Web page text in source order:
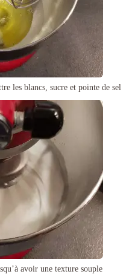
les blancs, sucre et pointe de sel
avoir une texture souple